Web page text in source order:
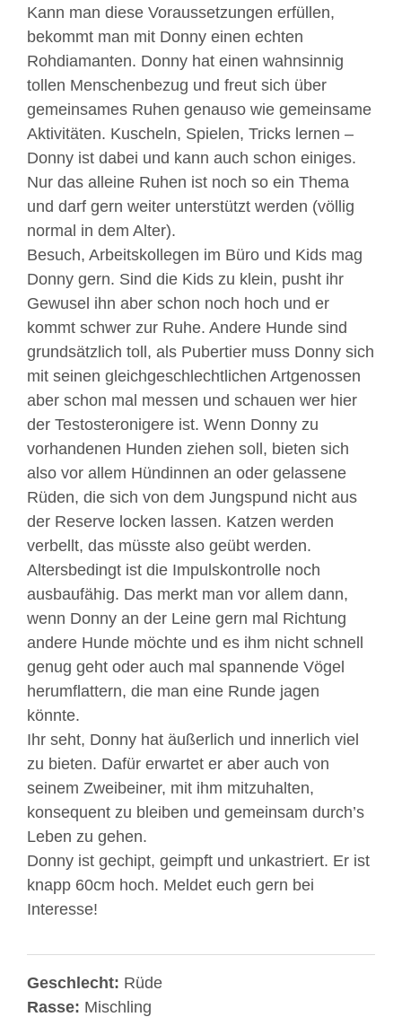
Kann man diese Voraussetzungen erfüllen,
bekommt man mit Donny einen echten
Rohdiamanten. Donny hat einen wahnsinnig
tollen Menschenbezug und freut sich über
gemeinsames Ruhen genauso wie gemeinsame
Aktivitäten. Kuscheln, Spielen, Tricks lernen –
Donny ist dabei und kann auch schon einiges.
Nur das alleine Ruhen ist noch so ein Thema
und darf gern weiter unterstützt werden (völlig
normal in dem Alter).
Besuch, Arbeitskollegen im Büro und Kids mag
Donny gern. Sind die Kids zu klein, pusht ihr
Gewusel ihn aber schon noch hoch und er
kommt schwer zur Ruhe. Andere Hunde sind
grundsätzlich toll, als Pubertier muss Donny sich
mit seinen gleichgeschlechtlichen Artgenossen
aber schon mal messen und schauen wer hier
der Testosteronigere ist. Wenn Donny zu
vorhandenen Hunden ziehen soll, bieten sich
also vor allem Hündinnen an oder gelassene
Rüden, die sich von dem Jungspund nicht aus
der Reserve locken lassen. Katzen werden
verbellt, das müsste also geübt werden.
Altersbedingt ist die Impulskontrolle noch
ausbaufähig. Das merkt man vor allem dann,
wenn Donny an der Leine gern mal Richtung
andere Hunde möchte und es ihm nicht schnell
genug geht oder auch mal spannende Vögel
herumflattern, die man eine Runde jagen
könnte.
Ihr seht, Donny hat äußerlich und innerlich viel
zu bieten. Dafür erwartet er aber auch von
seinem Zweibeiner, mit ihm mitzuhalten,
konsequent zu bleiben und gemeinsam durch’s
Leben zu gehen.
Donny ist gechipt, geimpft und unkastriert. Er ist
knapp 60cm hoch. Meldet euch gern bei
Interesse!
Geschlecht: Rüde
Rasse: Mischling